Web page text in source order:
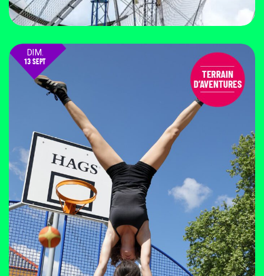
DIM.
13 SEPT